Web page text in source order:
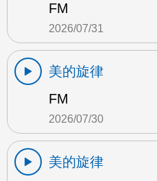
FM
2026/07/31
美的旋律
FM
2026/07/30
美的旋律